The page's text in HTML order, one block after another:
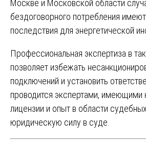
Москве и Московской области
бездоговорного потребления
последствия для энергетической
Профессиональная экспертиза в
позволяет избежать
подключений и установить
проводится экспертами,
лицензии и опыт в области
юридическую силу в суде.